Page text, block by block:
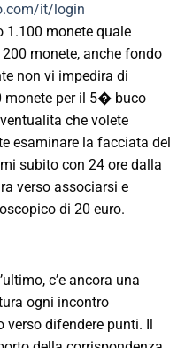
it/login
monete quale
monete, anche fondo
non vi impedira di
monete per il 5� buco
che volete
esaminare la facciata del
subito con 24 ore dalla
verso associarsi e
di 20 euro.
c’e ancora una
ogni incontro
verso difendere punti. Il